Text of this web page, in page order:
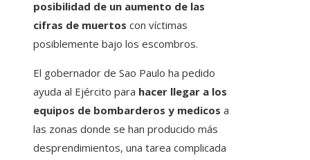
posibilidad de un aumento de las
cifras de muertos con víctimas
posiblemente bajo los escombros.
El gobernador de Sao Paulo ha pedido
ayuda al Ejército para hacer llegar a los
equipos de bombarderos y medicos a
las zonas donde se han producido más
desprendimientos, una tarea complicada